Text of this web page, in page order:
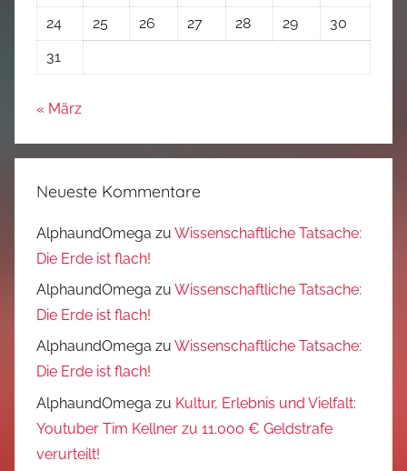
24
25 26 27 28 29
30
31
« März
Neueste Kommentare
AlphaundOmega zu Wissenschaftliche Tatsache:
Die Erde ist flach!
AlphaundOmega zu Wissenschaftliche Tatsache:
Die Erde ist flach!
AlphaundOmega zu Wissenschaftliche Tatsache:
Die Erde ist flach!
AlphaundOmega zu Kultur, Erlebnis und Vielfalt:
Youtuber Tim Kellner zu 11.000 € Geldstrafe
verurteilt!